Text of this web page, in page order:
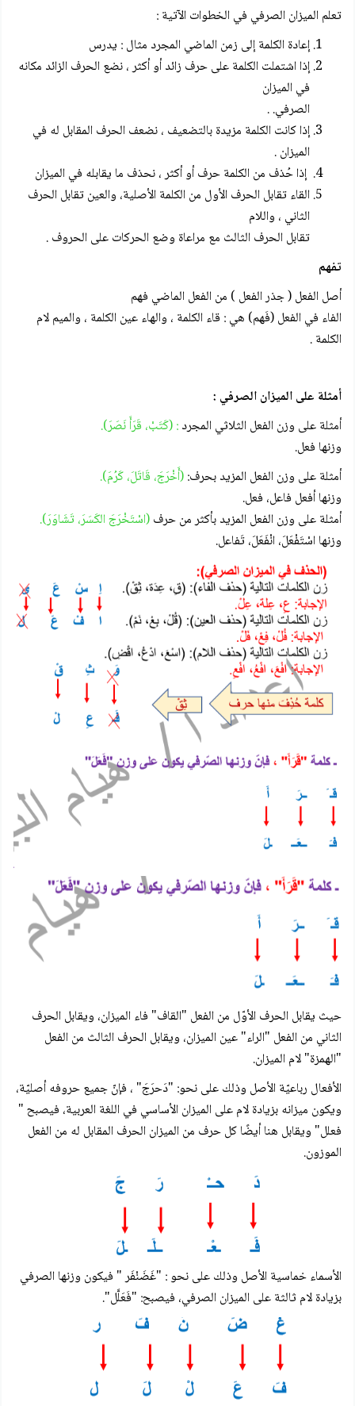
تعلم الميزان الصرفي في الخطوات الآتية :
إعادة الكلمة إلى زمن الماضي المجرد مثال : يدرس
إذا اشتملت الكلمة على حرف زائد أو أكثر ، نضع الحرف الزائد مكانه
في الميزان
الصرفي. .
إذا كانت الكلمة مزيدة بالتضعيف ، نضعف الحرف المقابل له في
الميزان .
إذا حُذف من الكلمة حرف أو أكثر ، نحذف ما يقابله في الميزان
القاء تقابل الحرف الأول من الكلمة الأصلية، والعين تقابل الحرف
الثاني ، واللام
تقابل الحرف الثالث مع مراعاة وضع الحركات على الحروف .
تفهم
أصل الفعل ( جذر الفعل ) من الفعل الماضي فهم
الفاء في الفعل (فَهم) هي : قاء الكلمة ، والهاء عين الكلمة ، والميم لام
الكلمة .
أمثلة على الميزان الصرفي :
أمثلة على وزن الفعل الثلاثي المجرد: (كَتَبْ، قَرَأَ نَصَرَ).
وزنها فعل.
أمثلة على وزن الفعل المزيد بحرف:(أَخْرَجَ، قَاتَلَ، كَرُمَ).
وزنها أفعل فاعل، فعل.
أمثلة على وزن الفعل المزيد بأكثر من حرف(اسْتَخْرَجَ الكَسَرَ، تَشَاوَرَ).
وزنها اسْتَفْعَلَ، انْفَعَلَ، تَفاعل.
حيث يقابل الحرف الأوّل من الفعل "القاف" فاء الميزان، ويقابل الحرف
الثاني من الفعل "الراء" عين الميزان، ويقابل الحرف الثالث من الفعل
"الهمزة" لام الميزان.
الأفعال رباعيّة الأصل وذلك على نحو: "دَحرَجَ" ، فإنّ جميع حروفه أصليّة،
ويكون ميزانه بزيادة لام على الميزان الأساسي في اللغة العربية، فيصبح "
فعلل" ويقابل هنا أيضًا كل حرف من الميزان الحرف المقابل له من الفعل
الموزون.
الأسماء خماسية الأصل وذلك على نحو : "غَضَنْفَر " فيكون وزنها الصرفي
بزيادة لام ثالثة على الميزان الصرفي، فيصبح: "فَعَلَّل".